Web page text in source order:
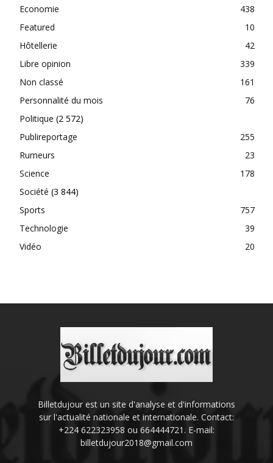
Economie
438
Featured
10
Hôtellerie
42
Libre opinion
339
Non classé
161
Personnalité du mois
76
Politique (2 572)
Publireportage
255
Rumeurs
23
Science
178
Société (3 844)
Sports
757
Technologie
39
Vidéo
20
Billetdujour est un site d'analyse et d'informations
sur l'actualité nationale et internationale. Contact:
+224 622323958 ou 664444721. E-mail:
billetdujour2018@gmail.com